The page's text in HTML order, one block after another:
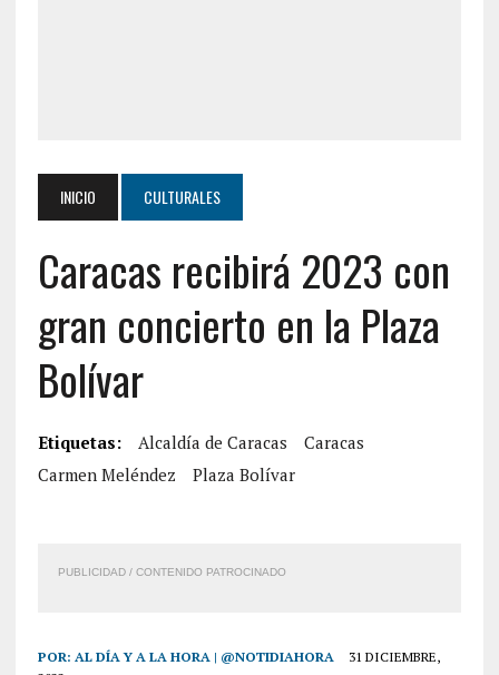
INICIO CULTURALES
Caracas recibirá 2023 con
gran concierto en la Plaza
Bolívar
Etiquetas: Alcaldía de Caracas
Caracas
Carmen Meléndez
Plaza Bolívar
PUBLICIDAD / CONTENIDO PATROCINADO
POR: AL DÍA Y A LA HORA | @NOTIDIAHORA
31 DICIEMBRE,